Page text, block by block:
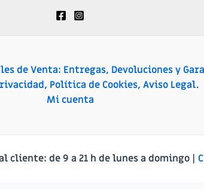
de Venta: Entregas, Devoluciones y
Política de Cookies, Aviso Legal.
Mi cuenta
cliente: de 9 a 21 h de lunes a domingo |